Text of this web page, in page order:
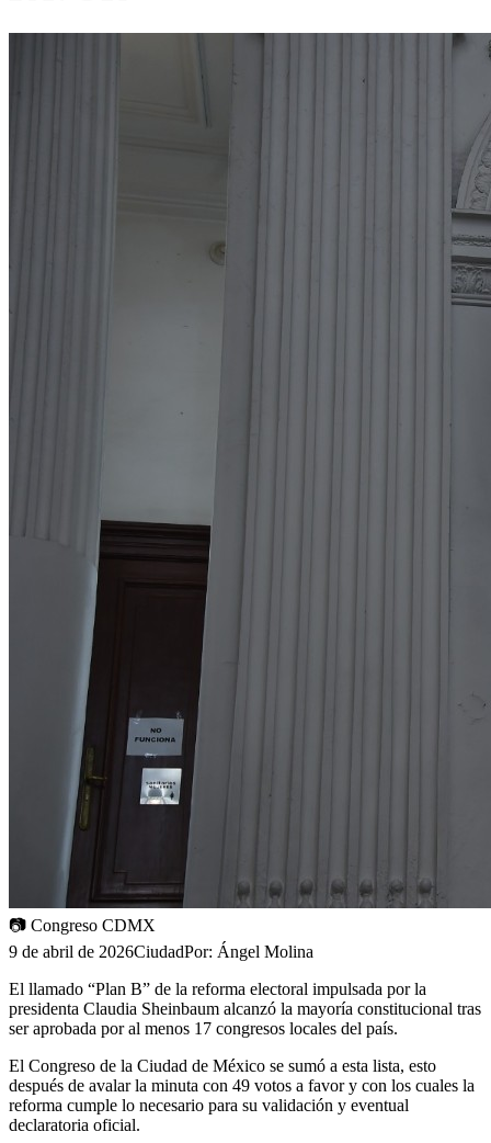
📷 Congreso CDMX
9 de abril de 2026CiudadPor: Ángel Molina
El llamado “Plan B” de la reforma electoral impulsada por la
presidenta Claudia Sheinbaum alcanzó la mayoría constitucional tras
ser aprobada por al menos 17 congresos locales del país.
El Congreso de la Ciudad de México se sumó a esta lista, esto
después de avalar la minuta con 49 votos a favor y con los cuales la
reforma cumple lo necesario para su validación y eventual
declaratoria oficial.